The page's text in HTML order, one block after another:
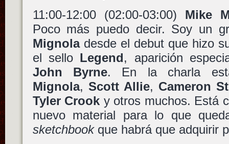
11:00-12:00 (02:00-03:00) Mike
Poco más puedo decir. Soy un
Mignoladesde el debut que hizo
el sello Legend, aparición
John Byrne. En la charla
Mignola, Scott Allie, Cameron
Tyler Crook y otros muchos. Está
nuevo material para lo que
sketchbookque habrá que adquirir